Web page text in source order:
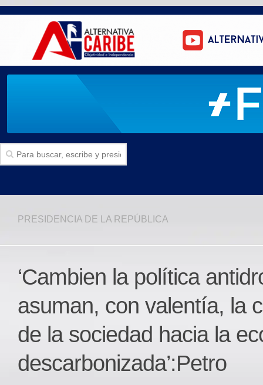
Politica
Deportes
JUDICIAL
REGIONAL
DEPARTAMENTAL
PRESIDENCIA DE LA REPÚBLICA
‘Cambien la política
asuman, con valentía, la
de la sociedad hacia la
descarbonizada’:Petro